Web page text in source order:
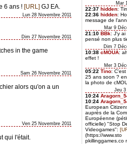
6 ans ! [URL] GJ EA.
Lun 28 Novembre 2011
Dim 27 Novembre 2011
in the game
Sam 26 Novembre 2011
alors qu'on a un
Ven 25 Novembre 2011
qui l'était.
Mar
22:37 hidden:
22:36 hidden:
message de
Mar 9
21:10 BBk: J'y ai
pensé non plus
Dim 7
10:38 cMOUA:
effet !
Mer 3
05:22 Tino:
25 ans soon ? en
la photo de
Jeu 3
10:24
10:24
European
auprès de la
Européenne
officielle) "Stop
Videogames":
(https://www.sto
pkillinggames.co